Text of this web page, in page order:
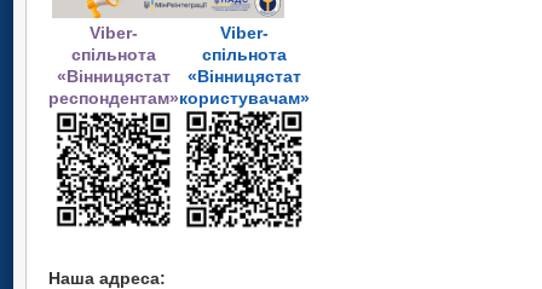
Viber-
спільнота
«Вінницястат
респондентам»
Viber-
спільнота
«Вінницястат
користувачам»
Наша адреса: